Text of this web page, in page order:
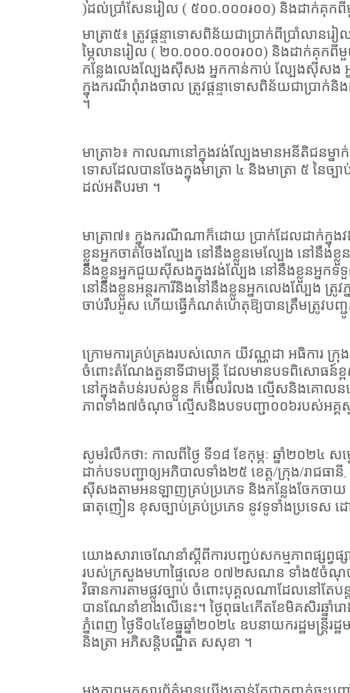
)ដល់ប្រាំសែនរៀល ( ៥០០.០០០៛០០) និងដាក់គុក
មាត្រា៥៖ ត្រូវផ្តន្ទាទោសពិន័យជាប្រាក់ពីប្រាំលា
ម្ភៃលានរៀល ( ២០.០០០.០០០៛០០) និងដាក់គុកពីមួយ
កន្លែងលេងល្បែងស៊ីសង អ្នកកាន់កាប់ ល្បែងស៊ីសង
ក្នុងករណីពុំរាងចាល ត្រូវផ្តន្ទាទោសពិន័យជាប្រាក់និ
។
មាត្រា៦៖ កាលណានៅក្នុងវង់ល្បែងមានអនីតិជនម្ន
ទោសដែលបានចែងក្នុងមាត្រា ៤ និងមាត្រា ៥ នៃច្បា
ដល់អតិបរមា ។
មាត្រា៧៖ ក្នុងករណីណាក៏ដោយ ប្រាក់ដែលដាក់ក្នុង
ខ្លួនអ្នកចាត់ចែងល្បែង នៅនឹងខ្លួនមេល្បែង នៅនឹងខ្លួន
នឹងខ្លួនអ្នកជួយស៊ីសងក្នុងវង់ល្បែង នៅនឹងខ្លួនអ្នកទ
នៅនឹងខ្លួនអន្តរការីនិងនៅនឹងខ្លួនអ្នកលេងល្បែង ត្រូវភ្
ចាប់រឹបអូស ហើយធ្វើកំណត់ហេតុឱ្យបានត្រឹមត្រូវបញ្
ក្រោមការគ្រប់គ្រងរបស់លោក យីវណ្ណដា អធិការ ក្រុ
ចំពោះតំណែងតួនាទីជាមន្ត្រី ដែលមានបទពិសោធន៍
នៅក្នុងតំបន់របស់ខ្លួន ក៏មើលរំលង ល្មើសនិងគោលន
ភាពទាំង៧ចំណុច ល្មើសនិងបទបញ្ជា០០៦របស់អគ្គស្
សូមរំលឹកថា: កាលពីថ្ងៃ ទី១៨ ខែកុម្ភៈ ឆ្នាំ២០២៤ ស
ដាក់បទបញ្ជាឲ្យអភិបាលទាំង២៥ ខេត្ត/ក្រុង/រាជធានី ,
ស៊ីសងតាមអនឡាញគ្រប់ប្រភេទ និងកន្លែងចែកចាយ នូ
ធាតុញៀន ខុសច្បាប់គ្រប់ប្រភេទ នូវទូទាំងប្រទេស ដ
យោងសារាចេណែនាំស្តីពីការបញ្ជប់សកម្មភាពផ្សព្
របស់ក្រសួងមហាផ្ទៃលេខ ០៧២សណន ទាំង៥ចំណុច
វិធានការតាមផ្លូវច្បាប់ ចំពោះបុគ្គលណាដែលនៅតែប
បានណែនាំខាងលើនេះ។ ថ្ងៃពុធ៤កើតខែមិគសិរឆ្ន
ភ្នំពេញ ថ្ងៃទី០៤ខែធ្នូឆ្នាំ២០២៤ ឧបនាយករដ្ឋមន្ត្រីរដ្
និងត្រា អភិសន្តិបណ្ឌិត សសុខា ។